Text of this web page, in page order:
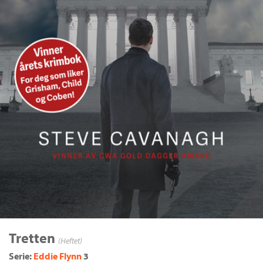
Tretten (Heftet)
Serie: Eddie Flynn3